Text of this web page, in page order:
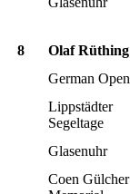
8 Olaf Rüthing
German Open
Lippstädter
Segeltage
Glasenuhr
Coen Gülcher